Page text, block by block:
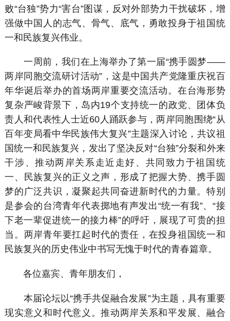
败“台独”势力“害台”图谋，反对外部势力干扰破坏，增
强做中国人的志气、骨气、底气，勇敢投身于祖国统
一和民族复兴伟业。
一周前，我们在上海举办了第一届“携手圆梦——
两岸同胞交流研讨活动”，这是中国共产党隆重庆祝百
年华诞后举办的首场两岸重要交流活动。在台海形势
复杂严峻背景下，岛内19个支持统一的政党、团体负
责人和代表性人士近60人踊跃参与，两岸同胞围绕“从
百年变局看中华民族伟大复兴”主题深入讨论，共议祖
国统一和民族复兴，发出了坚决反对“台独”分裂和外来
干涉、推动两岸关系走近走好、共同致力于祖国统
一、民族复兴的正义之声，形成了把握大势、携手圆
梦的广泛共识，凝聚起共同奋进新时代的力量。特别
是参会的台湾青年代表掷地有声发出“统一有我”、“接
下老一辈促进统一的接力棒”的呼吁，展现了可贵的担
当。两岸青年要扛起时代的责任，在投身祖国统一和
民族复兴的历史伟业中书写无愧于时代的青春篇章。
各位嘉宾、青年朋友们，
本届论坛以“携手共促融合发展”为主题，具有重要
现实意义和时代意义。推动两岸关系和平发展、融合